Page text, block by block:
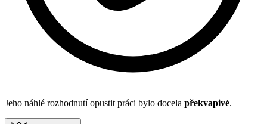
Jeho náhlé rozhodnutí opustit práci bylo docela překvapivé.